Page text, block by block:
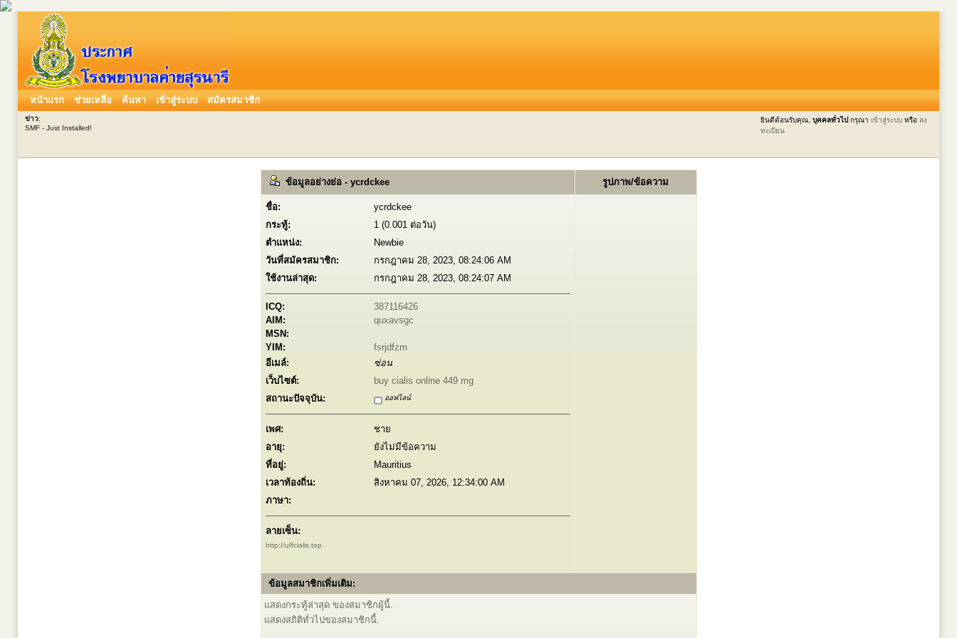
หน้าแรก ช่วยเหลือ ค้นหา เข้าสู่ระบบ สมัครสมาชิก
ยินดีต้อนรับคุณ, บุคคลทั่วไป กรุณา เข้าสู่ระบบ หรือ ลง
ทะเบียน
ข่าว:
SMF - Just Installed!
ข้อมูลอย่างย่อ - ycrdckee รูปภาพ/ข้อความ
ชื่อ:
ycrdckee
กระทู้:
1 (0.001 ต่อวัน)
ตำแหน่ง:
Newbie
วันที่สมัครสมาชิก:
กรกฎาคม 28, 2023, 08:24:06 AM
ใช้งานล่าสุด:
กรกฎาคม 28, 2023, 08:24:07 AM
ICQ:
387116426
AIM:
quxavsgc
MSN:
YIM:
fsrjdfzm
อีเมล์:
ซ่อน
เว็บไซต์:
buy cialis online 449 mg
สถานะปัจจุบัน:
ออฟไลน์
เพศ:
ชาย
อายุ:
ยังไม่มีข้อความ
ที่อยู่:
Mauritius
เวลาท้องถิ่น:
สิงหาคม 07, 2026, 12:34:00 AM
ภาษา:
ลายเซ็น:
http://uffcialis.top
ข้อมูลสมาชิกเพิ่มเติม:
แสดงกระทู้ล่าสุด ของสมาชิกผู้นี้.
แสดงสถิติทั่วไปของสมาชิกนี้.